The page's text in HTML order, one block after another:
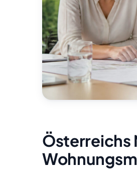
Österreichs